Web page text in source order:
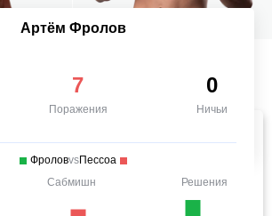
Артём Фролов
7
Поражения
0
Ничьи
ФроловvsПессоа
Сабмишн Решения